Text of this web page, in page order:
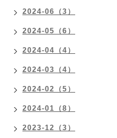
2024-06（3）
2024-05（6）
2024-04（4）
2024-03（4）
2024-02（5）
2024-01（8）
2023-12（3）